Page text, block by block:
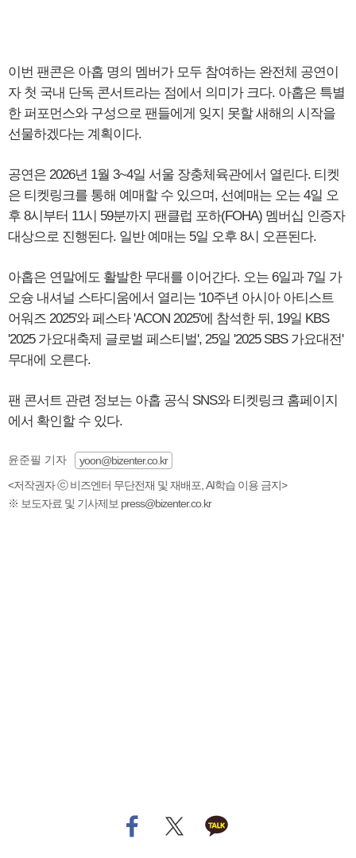
이번 팬콘은 아홉 명의 멤버가 모두 참여하는 완전체 공연이
자 첫 국내 단독 콘서트라는 점에서 의미가 크다. 아홉은 특별
한 퍼포먼스와 구성으로 팬들에게 잊지 못할 새해의 시작을
선물하겠다는 계획이다.
공연은 2026년 1월 3~4일 서울 장충체육관에서 열린다. 티켓
은 티켓링크를 통해 예매할 수 있으며, 선예매는 오는 4일 오
후 8시부터 11시 59분까지 팬클럽 포하(FOHA) 멤버십 인증자
대상으로 진행된다. 일반 예매는 5일 오후 8시 오픈된다.
아홉은 연말에도 활발한 무대를 이어간다. 오는 6일과 7일 가
오슝 내셔널 스타디움에서 열리는 '10주년 아시아 아티스트
어워즈 2025'와 페스타 'ACON 2025'에 참석한 뒤, 19일 KBS
'2025 가요대축제 글로벌 페스티벌', 25일 '2025 SBS 가요대전'
무대에 오른다.
팬 콘서트 관련 정보는 아홉 공식 SNS와 티켓링크 홈페이지
에서 확인할 수 있다.
윤준필 기자
yoon@bizenter.co.kr
<저작권자 ⓒ 비즈엔터 무단전재 및 재배포, AI학습 이용 금지>
※ 보도자료 및 기사제보 press@bizenter.co.kr